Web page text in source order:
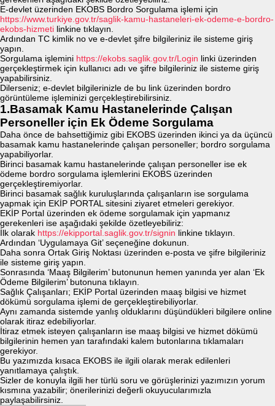
E-devlet üzerinden EKOBS Bordro Sorgulama işlemi için
https://www.turkiye.gov.tr/saglik-kamu-hastaneleri-ek-odeme-e-bordro-
ekobs-hizmeti linkine tıklayın.
Ardından TC kimlik no ve e-devlet şifre bilgileriniz ile sisteme giriş
yapın.
Sorgulama işlemini https://ekobs.saglik.gov.tr/Login linki üzerinden
gerçekleştirmek için kullanıcı adı ve şifre bilgileriniz ile sisteme giriş
yapabilirsiniz.
Dilerseniz; e-devlet bilgilerinizle de bu link üzerinden bordro
görüntüleme işleminizi gerçekleştirebilirsiniz.
1.Basamak Kamu Hastanelerinde Çalışan
Personeller için Ek Ödeme Sorgulama
Daha önce de bahsettiğimiz gibi EKOBS üzerinden ikinci ya da üçüncü
basamak kamu hastanelerinde çalışan personeller; bordro sorgulama
yapabiliyorlar.
Birinci basamak kamu hastanelerinde çalışan personeller ise ek
ödeme bordro sorgulama işlemlerini EKOBS üzerinden
gerçekleştiremiyorlar.
Birinci basamak sağlık kuruluşlarında çalışanların ise sorgulama
yapmak için EKİP PORTAL sitesini ziyaret etmeleri gerekiyor.
EKİP Portal üzerinden ek ödeme sorgulamak için yapmanız
gerekenleri ise aşağıdaki şekilde özetleyebiliriz:
İlk olarak https://ekipportal.saglik.gov.tr/signin linkine tıklayın.
Ardından ‘Uygulamaya Git’ seçeneğine dokunun.
Daha sonra Ortak Giriş Noktası üzerinden e-posta ve şifre bilgileriniz
ile sisteme giriş yapın.
Sonrasında ‘Maaş Bilgilerim’ butonunun hemen yanında yer alan ‘Ek
Ödeme Bilgilerim’ butonuna tıklayın.
Sağlık Çalışanları; EKİP Portal üzerinden maaş bilgisi ve hizmet
dökümü sorgulama işlemi de gerçekleştirebiliyorlar.
Aynı zamanda sistemde yanlış olduklarını düşündükleri bilgilere online
olarak itiraz edebiliyorlar.
İtiraz etmek isteyen çalışanların ise maaş bilgisi ve hizmet dökümü
bilgilerinin hemen yan tarafındaki kalem butonlarına tıklamaları
gerekiyor.
Bu yazımızda kısaca EKOBS ile ilgili olarak merak edilenleri
yanıtlamaya çalıştık.
Sizler de konuyla ilgili her türlü soru ve görüşlerinizi yazımızın yorum
kısmına yazabilir; önerilerinizi değerli okuyucularımızla
paylaşabilirsiniz.